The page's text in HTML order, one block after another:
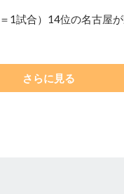
1試合）14位の名古屋
さらに見る